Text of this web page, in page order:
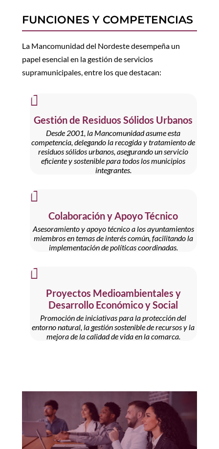
FUNCIONES Y COMPETENCIAS
La Mancomunidad del Nordeste desempeña un
papel esencial en la gestión de servicios
supramunicipales, entre los que destacan:

Gestión de Residuos Sólidos Urbanos
Desde 2001, la Mancomunidad asume esta
competencia, delegando la recogida y tratamiento de
residuos sólidos urbanos, asegurando un servicio
eficiente y sostenible para todos los municipios
integrantes.

Colaboración y Apoyo Técnico
Asesoramiento y apoyo técnico a los ayuntamientos
miembros en temas de interés común, facilitando la
implementación de políticas coordinadas.

Proyectos Medioambientales y
Desarrollo Económico y Social
Promoción de iniciativas para la protección del
entorno natural, la gestión sostenible de recursos y la
mejora de la calidad de vida en la comarca.